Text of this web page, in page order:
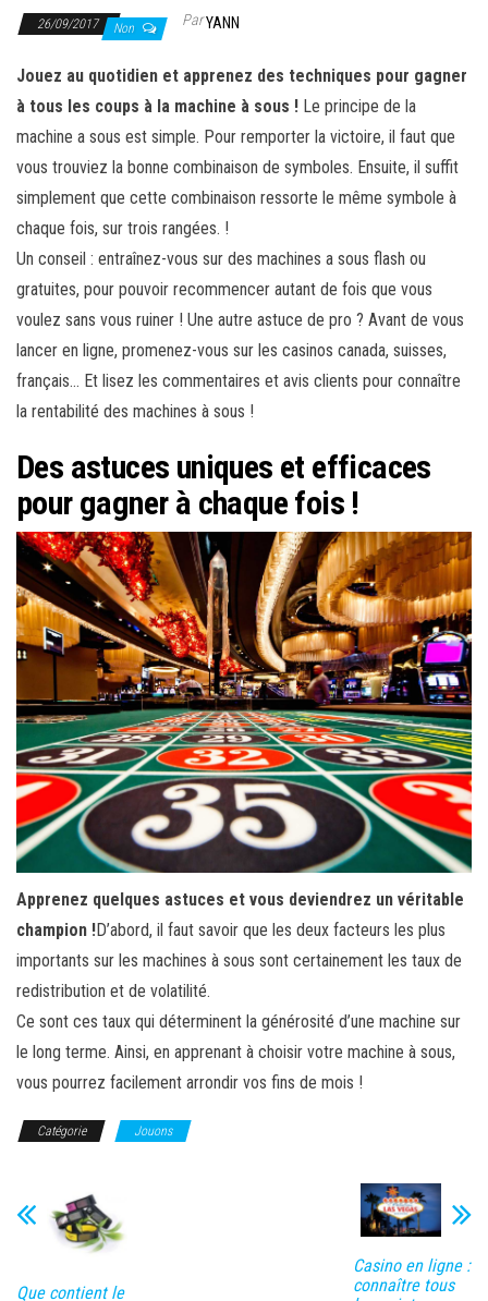
26/09/2017 Non ParYANN
Jouez au quotidien et apprenez des techniques pour gagner
à tous les coups à la machine à sous ! Le principe de la
machine a sous est simple. Pour remporter la victoire, il faut que
vous trouviez la bonne combinaison de symboles. Ensuite, il suffit
simplement que cette combinaison ressorte le même symbole à
chaque fois, sur trois rangées. !
Un conseil : entraînez-vous sur des machines a sous flash ou
gratuites, pour pouvoir recommencer autant de fois que vous
voulez sans vous ruiner ! Une autre astuce de pro ? Avant de vous
lancer en ligne, promenez-vous sur les casinos canada, suisses,
français… Et lisez les commentaires et avis clients pour connaître
la rentabilité des machines à sous !
Des astuces uniques et efficaces
pour gagner à chaque fois !
Apprenez quelques astuces et vous deviendrez un véritable
champion !D’abord, il faut savoir que les deux facteurs les plus
importants sur les machines à sous sont certainement les taux de
redistribution et de volatilité.
Ce sont ces taux qui déterminent la générosité d’une machine sur
le long terme. Ainsi, en apprenant à choisir votre machine à sous,
vous pourrez facilement arrondir vos fins de mois !
Catégorie Jouons
Que contient le
Casino en ligne :
connaître tous